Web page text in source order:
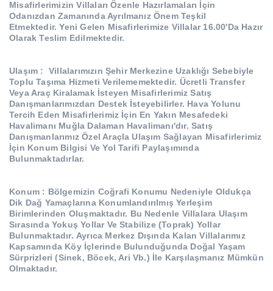
Misafirlerimizin Villaları Özenle Hazırlamaları İçin
Odanızdan Zamanında Ayrılmanız Önem Teşkil
Etmektedir.Yeni Gelen Misafirlerimize Villalar 16.00'Da Hazır
Olarak Teslim Edilmektedir.
Ulaşım : Villalarımızın Şehir Merkezine Uzaklığı Sebebiyle
Toplu Taşıma Hizmeti Verilememektedir. Ücretli Transfer
Veya Araç Kiralamak İsteyen Misafirlerimiz Satış
Danışmanlarımızdan Destek İsteyebilirler. Hava Yolunu
Tercih Eden Misafirlerimiz İçin En Yakın Mesafedeki
Havalimanı Muğla Dalaman Havalimanı'dır.Satış
Danışmanlarımız Özel Araçla Ulaşım Sağlayan Misafirlerimiz
İçin Konum Bilgisi Ve Yol Tarifi Paylaşımında
Bulunmaktadırlar.
Konum: Bölgemizin Coğrafi Konumu Nedeniyle Oldukça
Dik Dağ Yamaçlarına Konumlandırılmış Yerleşim
Birimlerinden Oluşmaktadır. Bu Nedenle Villalara Ulaşım
Sırasında Yokuş Yollar Ve Stabilize (Toprak) Yollar
Bulunmaktadır. Ayrıca Merkez Dışında Kalan Villalarımız
Kapsamında Köy İçlerinde Bulunduğunda Doğal Yaşam
Sürprizleri (Sinek, Böcek, Ari Vb.) İle Karşılaşmanız Mümkün
Olmaktadır.